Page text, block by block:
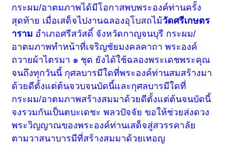
กระผม/อาตมภาพได้มีโอกาสพบพระองค์ท่านครั้ง
สุดท้าย เมื่อเสด็จไปงานฉลองอุโบสถไม้วัดศรีเกษตร
าราม อำเภอศรีสวัสดิ์ จังหวัดกาญจนบุรี กระผม/
อาตมภาพทำหน้าที่เจริญชัยมงคลคาถา พระองค์
ถวายผ้าไตรมา ๑ ชุด ยังได้ใช้ฉลองพระเดชพระคุณ
จนถึงทุกวันนี้ กุศลบารมีใดที่พระองค์ท่านสมสร้างมา
ด้วยดีตั้งแต่ต้นจวบจนบัดนี้และกุศลบารมีใดที่
กระผม/อาตมภาพสร้างสมมาด้วยดีตั้งแต่ต้นจนบัดนี้
จงรวมกันเป็นตบะเดชะ พลวปัจจัย ขอให้ช่วยส่งดวง
พระวิญญาณของพระองค์ท่านเสด็จสู่สวรรคาลัย
ตามวาสนาบารมีที่สร้างสมมาด้วยเทอญ